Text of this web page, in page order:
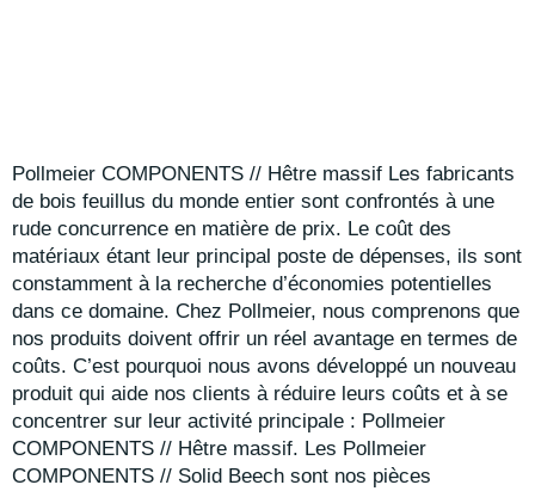
Pollmeier COMPONENTS // Hêtre massif Les fabricants
de bois feuillus du monde entier sont confrontés à une
rude concurrence en matière de prix. Le coût des
matériaux étant leur principal poste de dépenses, ils sont
constamment à la recherche d’économies potentielles
dans ce domaine. Chez Pollmeier, nous comprenons que
nos produits doivent offrir un réel avantage en termes de
coûts. C’est pourquoi nous avons développé un nouveau
produit qui aide nos clients à réduire leurs coûts et à se
concentrer sur leur activité principale : Pollmeier
COMPONENTS // Hêtre massif. Les Pollmeier
COMPONENTS // Solid Beech sont nos pièces